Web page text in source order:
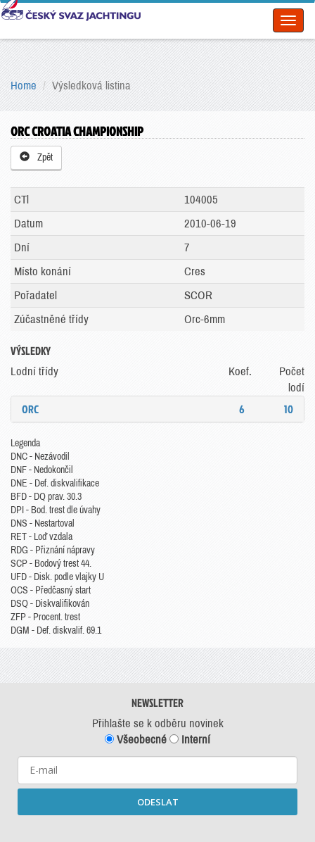
Home Výsledková listina
ORC CROATIA CHAMPIONSHIP
Zpět
CTl
104005
Datum
2010-06-19
Dní
7
Místo konání
Cres
Pořadatel
SCOR
Zúčastněné třídy
Orc-6mm
VÝSLEDKY
Lodní třídy Koef.
Počet
lodí
ORC 6 10
Legenda
DNC - Nezávodil
DNF - Nedokončil
DNE - Def. diskvalifikace
BFD - DQ prav. 30.3
DPI - Bod. trest dle úvahy
DNS - Nestartoval
RET - Loď vzdala
RDG - Přiznání nápravy
SCP - Bodový trest 44.
UFD - Disk. podle vlajky U
OCS - Předčasný start
DSQ - Diskvalifikován
ZFP - Procent. trest
DGM - Def. diskvalif. 69.1
NEWSLETTER
Přihlašte se k odběru novinek
Všeobecné
Interní
ODESLAT